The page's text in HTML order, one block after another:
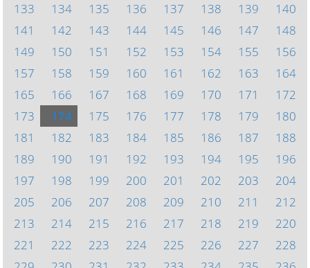
133
134 135 136 137 138 139
140
141
142 143 144 145 146 147
148
149
150 151 152 153 154 155
156
157
158 159 160 161 162 163
164
165
166 167 168 169 170 171
172
173
174 175 176 177 178 179
180
181
182 183 184 185 186 187
188
189
190 191 192 193 194 195
196
197
198 199 200 201 202 203
204
205
206 207 208 209 210 211
212
213
214 215 216 217 218 219
220
221
222 223 224 225 226 227
228